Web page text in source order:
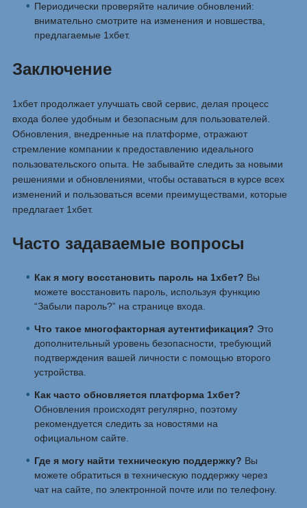
Периодически проверяйте наличие обновлений:
внимательно смотрите на изменения и новшества,
предлагаемые 1хбет.
Заключение
1хбет продолжает улучшать свой сервис, делая процесс
входа более удобным и безопасным для пользователей.
Обновления, внедренные на платформе, отражают
стремление компании к предоставлению идеального
пользовательского опыта. Не забывайте следить за новыми
решениями и обновлениями, чтобы оставаться в курсе всех
изменений и пользоваться всеми преимуществами, которые
предлагает 1хбет.
Часто задаваемые вопросы
Как я могу восстановить пароль на 1хбет? Вы
можете восстановить пароль, используя функцию
“Забыли пароль?” на странице входа.
Что такое многофакторная аутентификация? Это
дополнительный уровень безопасности, требующий
подтверждения вашей личности с помощью второго
устройства.
Как часто обновляется платформа 1хбет?
Обновления происходят регулярно, поэтому
рекомендуется следить за новостями на
официальном сайте.
Где я могу найти техническую поддержку? Вы
можете обратиться в техническую поддержку через
чат на сайте, по электронной почте или по телефону.